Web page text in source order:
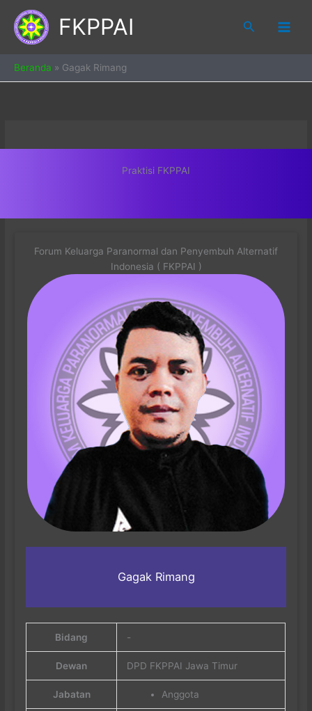
content
FKPPAI Search
Beranda » Gagak Rimang
Praktisi FKPPAI
Forum Keluarga Paranormal dan Penyembuh Alternatif
Indonesia ( FKPPAI )
Gagak Rimang
Bidang -
Dewan DPD FKPPAI Jawa Timur
Jabatan Anggota